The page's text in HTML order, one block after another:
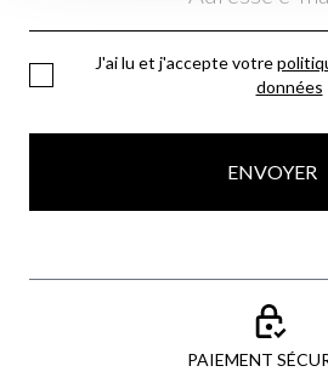
J'ai lu et j'accepte votre
données
ENVOYER
PAIEMENT